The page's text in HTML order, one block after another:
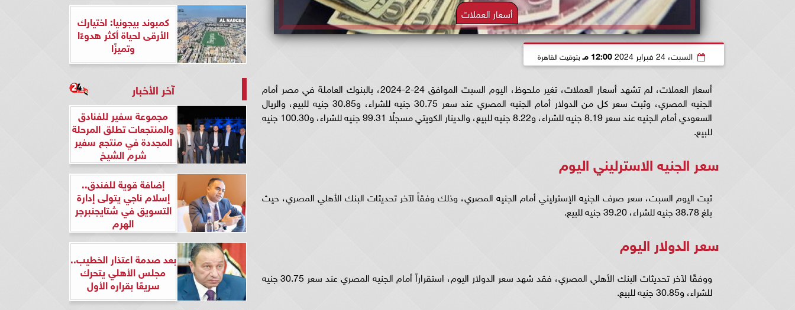
أسعار العملات
السبت، 24 فبراير 2024 12:00 مـ بتوقيت القاهرة
أسعار العملات، لم تشهد أسعار العملات، تغير ملحوظ، اليوم السبت الموافق 24-2-2024، بالبنوك العاملة في مصر أمام
الجنيه المصري، وثبت سعر كل من الدولار أمام الجنيه المصري عند سعر 30.75 جنيه للشراء، و30.85 جنيه للبيع، والريال
السعودي أمام الجنيه عند سعر 8.19 جنيه للشراء، و8.22 جنيه للبيع، والدينار الكويتي مسجلًا 99.31 جنيه للشراء، و100.30 جنيه
للبيع.
سعر الجنيه الاسترليني اليوم
ثبت اليوم السبت، سعر صرف الجنيه الإسترليني أمام الجنيه المصري، وذلك وفقاً لآخر تحديثات البنك الأهلي المصري، حيث
بلغ 38.78 جنيه للشراء، 39.20 جنيه للبيع.
سعر الدولار اليوم
ووفقًا لآخر تحديثات البنك الأهلي المصري، فقد شهد سعر الدولار اليوم، استقراراً أمام الجنيه المصري عند سعر 30.75 جنيه
للشراء، و30.85 جنيه للبيع.
كمبوند بيجونيا: اختيارك
الأرقى لحياة أكثر هدوءًا
وتميزًا
آخر الأخبار
مجموعة سفير للفنادق
والمنتجعات تطلق المرحلة
المجددة في منتجع سفير
شرم الشيخ
إضافة قوية للفندق..
إسلام ناجي يتولى إدارة
التسويق في شتايجنبرجر
الهرم
بعد صدمة اعتذار الخطيب..
مجلس الأهلي يتحرك
سريعًا بقراره الأول